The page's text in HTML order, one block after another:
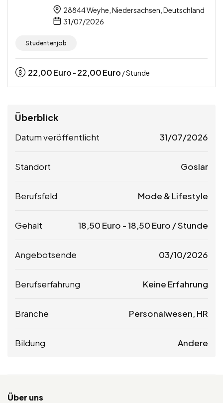
28844 Weyhe, Niedersachsen, Deutschland
31/07/2026
Studentenjob
22,00Euro - 22,00Euro / Stunde
Überblick
Datum veröffentlicht 31/07/2026
Standort Goslar
Berufsfeld Mode & Lifestyle
Gehalt 18,50 Euro -18,50 Euro / Stunde
Angebotsende 03/10/2026
Berufserfahrung Keine Erfahrung
Branche Personalwesen, HR
Bildung Andere
Über uns